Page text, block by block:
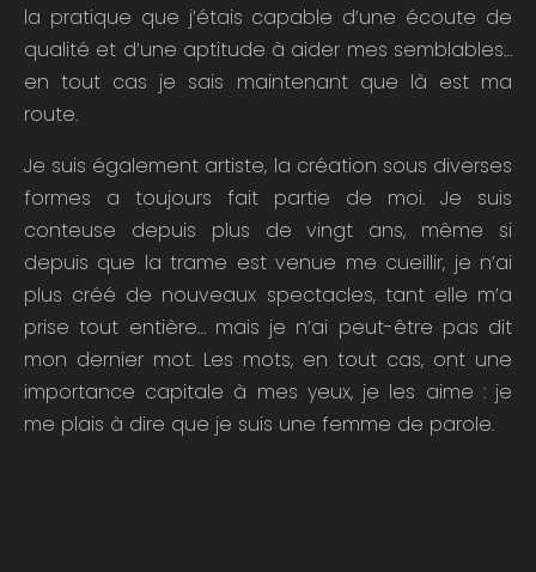
la pratique que j’étais capable d’une écoute de
qualité et d’une aptitude à aider mes semblables…
en tout cas je sais maintenant que là est ma
route.
Je suis également artiste, la création sous diverses
formes a toujours fait partie de moi. Je suis
conteuse depuis plus de vingt ans, même si
depuis que la trame est venue me cueillir, je n’ai
plus créé de nouveaux spectacles, tant elle m’a
prise tout entière… mais je n’ai peut-être pas dit
mon dernier mot. Les mots, en tout cas, ont une
importance capitale à mes yeux, je les aime : je
me plais à dire que je suis une femme de parole.